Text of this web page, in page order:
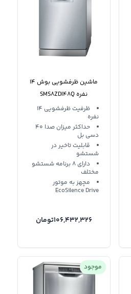
ماشین ظرفشویی بوش 14
نفره SMS8ZDI48Q
ظرفیت ظرفشویی 14
نفره
حداکثر میزان صدا 40
دسی بل
قابلیت تاخیر در
شستشو
دارای 8 برنامه شستشو
مختلف
مچهز به موتور
EcoSilence Drive
106,432,326تومان
موجود